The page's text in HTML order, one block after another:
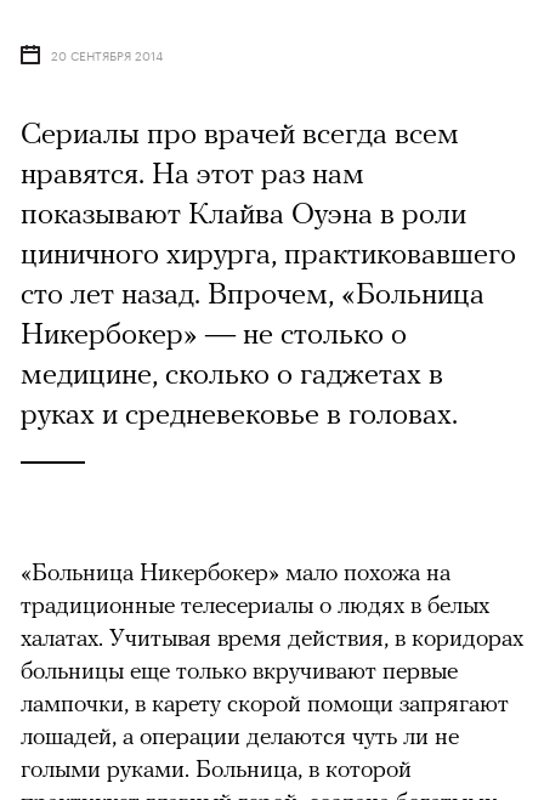
20 СЕНТЯБРЯ 2014
Сериалы про врачей всегда всем
нравятся. На этот раз нам
показывают Клайва Оуэна в роли
циничного хирурга, практиковавшего
сто лет назад. Впрочем, «Больница
Никербокер» — не столько о
медицине, сколько о гаджетах в
руках и средневековье в головах.
«Больница Никербокер» мало похожа на
традиционные телесериалы о людях в белых
халатах. Учитывая время действия, в коридорах
больницы еще только вкручивают первые
лампочки, в карету скорой помощи запрягают
лошадей, а операции делаются чуть ли не
голыми руками. Больница, в которой